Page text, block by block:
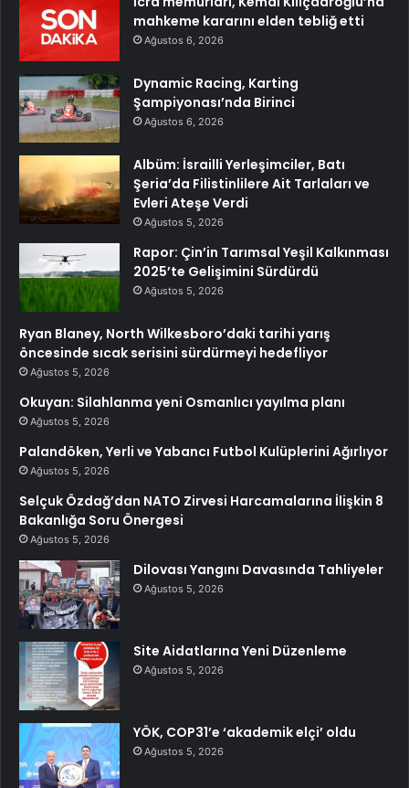
mahkeme kararını elden tebliğ etti
Ağustos 6, 2026
Dynamic Racing, Karting
Şampiyonası’nda Birinci
Ağustos 6, 2026
Albüm: İsrailli Yerleşimciler, Batı
Şeria’da Filistinlilere Ait Tarlaları ve
Evleri Ateşe Verdi
Ağustos 5, 2026
Rapor: Çin’in Tarımsal Yeşil Kalkınması
2025’te Gelişimini Sürdürdü
Ağustos 5, 2026
Ryan Blaney, North Wilkesboro’daki tarihi yarış
öncesinde sıcak serisini sürdürmeyi hedefliyor
Ağustos 5, 2026
Okuyan: Silahlanma yeni Osmanlıcı yayılma planı
Ağustos 5, 2026
Palandöken, Yerli ve Yabancı Futbol Kulüplerini Ağırlıyor
Ağustos 5, 2026
Selçuk Özdağ’dan NATO Zirvesi Harcamalarına İlişkin 8
Bakanlığa Soru Önergesi
Ağustos 5, 2026
Dilovası Yangını Davasında Tahliyeler
Ağustos 5, 2026
Site Aidatlarına Yeni Düzenleme
Ağustos 5, 2026
YÖK, COP31’e ‘akademik elçi’ oldu
Ağustos 5, 2026